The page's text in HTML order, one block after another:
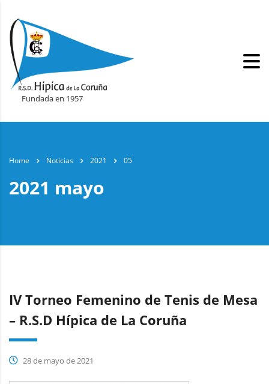
Fundada en 1957
Home Noticias 2021 05
2021 mayo
IV Torneo Femenino de Tenis de Mesa
– R.S.D Hípica de La Coruña
28 de mayo de 2021